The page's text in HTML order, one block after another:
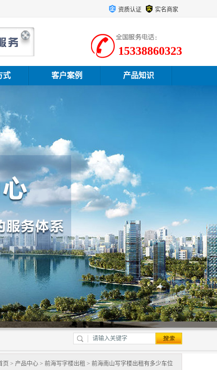
资质认证 实名商家
15338860323
式 客户案例 产品知识
页 > 产品中心 > 前海写字楼出租 > 前海南山写字楼出租有多少车位